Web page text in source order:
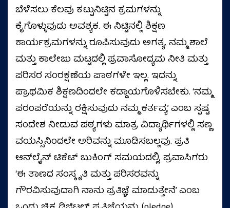
ಬೆಳೆಸಲು ಕೆಲವು ಕಟ್ಟುನಿಟ್ಟಿನ ಕ್ರಮಗಳನ್ನು
ಕೈಗೊಳ್ಳುವುದು ಅವಶ್ಯಕ. ಈ ನಿಟ್ಟಿನಲ್ಲಿ ಶಿಕ್ಷಣ
ಕಾರ್ಯಕ್ರಮಗಳನ್ನು ರೂಪಿಸುವುದು ಅಗತ್ಯ. ನಮ್ಮ ಶಾಲೆ
ಮತ್ತು ಕಾಲೇಜು ಮಟ್ಟದಲ್ಲಿ ಪ್ರವಾಸೋದ್ಯಮ ನೀತಿ ಮತ್ತು
ಪರಿಸರ ಸಂರಕ್ಷಣೆಯ ಪಾಠಗಳೇ ಇಲ್ಲ. ಇದನ್ನು
ಪ್ರಾಥಮಿಕ ಶಿಕ್ಷಣದಿಂದಲೇ ಕಡ್ಡಾಯಗೊಳಿಸಬೇಕು. ‘ನಮ್ಮ
ಪರಂಪರೆಯನ್ನು ರಕ್ಷಿಸುವುದು ನಮ್ಮ ಕರ್ತವ್ಯ’ ಎಂಬ ಸ್ಪಷ್ಟ
ಸಂದೇಶ ನೀಡುವ ಪಠ್ಯಗಳು ಮಾತ್ರ ವಿದ್ಯಾರ್ಥಿಗಳಲ್ಲಿ ಸಣ್ಣ
ವಯಸ್ಸಿನಿಂದಲೇ ಅರಿವನ್ನು ಮೂಡಿಸಬಲ್ಲವು. ಪ್ರತಿ
ಆನ್‌ಲೈನ್ ಟಿಕೆಟ್ ಬುಕಿಂಗ್ ಸಮಯದಲ್ಲಿ, ಪ್ರವಾಸಿಗರು
‘ಈ ತಾಣದ ಸಂಸ್ಕೃತಿ ಮತ್ತು ಪರಿಸರವನ್ನು
ಗೌರವಿಸುವುದಾಗಿ ನಾನು ಪ್ರತಿಜ್ಞೆ ಮಾಡುತ್ತೇನೆ’ ಎಂಬ